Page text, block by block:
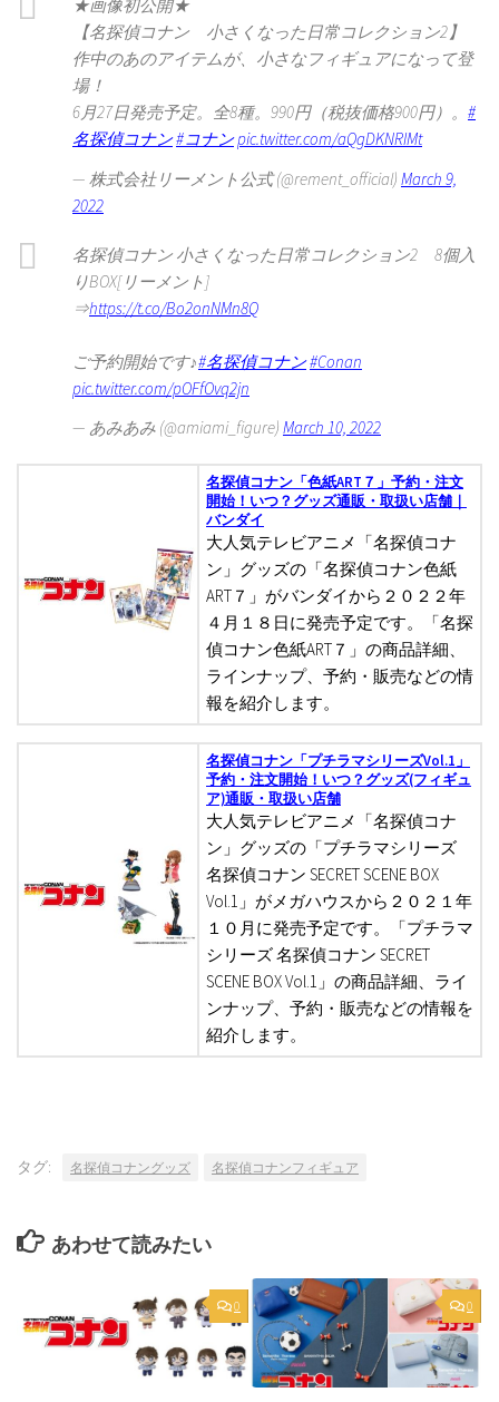
★画像初公開★
【名探偵コナン 小さくなった日常コレクション2】
作中のあのアイテムが、小さなフィギュアになって登
場！
6月27日発売予定。全8種。990円（税抜価格900円）。 #
名探偵コナン#コナンpic.twitter.com/aQgDKNRIMt
— 株式会社リーメント公式 (@rement_official) March 9,
2022
名探偵コナン 小さくなった日常コレクション2 8個入
りBOX[リーメント]
⇒https://t.co/Bo2onNMn8Q
ご予約開始です♪#名探偵コナン#Conan
pic.twitter.com/pOFfOvq2jn
— あみあみ (@amiami_figure) March 10, 2022
名探偵コナン「色紙ART７」予約・注文
開始！いつ？グッズ通販・取扱い店舗｜
バンダイ
大人気テレビアニメ「名探偵コナ
ン」グッズの「名探偵コナン色紙
ART７」がバンダイから２０２２年
４月１８日に発売予定です。「名探
偵コナン色紙ART７」の商品詳細、
ラインナップ、予約・販売などの情
報を紹介します。
名探偵コナン「プチラマシリーズVol.1」
予約・注文開始！いつ？グッズ(フィギュ
ア)通販・取扱い店舗
大人気テレビアニメ「名探偵コナ
ン」グッズの「プチラマシリーズ
名探偵コナン SECRET SCENE BOX
Vol.1」がメガハウスから２０２１年
１０月に発売予定です。「プチラマ
シリーズ 名探偵コナン SECRET
SCENE BOX Vol.1」の商品詳細、ライ
ンナップ、予約・販売などの情報を
紹介します。
タグ: 名探偵コナングッズ 名探偵コナンフィギュア
あわせて読みたい
0 0